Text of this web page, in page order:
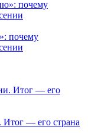
почему
Итог — его страна